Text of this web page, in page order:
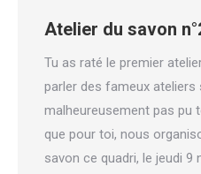
Atelier du savon
Tu as raté le premier
parler des fameux ateliers
malheureusement pas pu
que pour toi, nous
savon ce quadri, le jeudi 9